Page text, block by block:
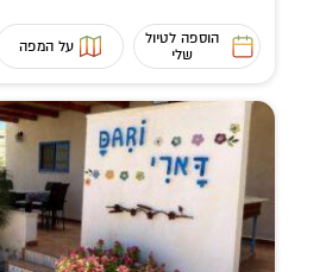
הוספה לטיול
שלי
על המפה